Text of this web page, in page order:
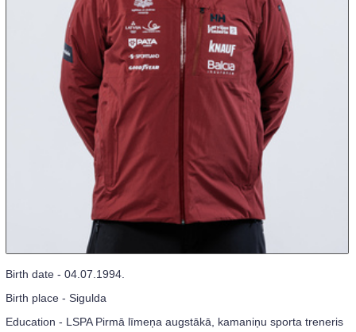
Birth date - 04.07.1994.
Birth place - Sigulda
Education - LSPA Pirmā līmeņa augstākā, kamaniņu sporta treneris